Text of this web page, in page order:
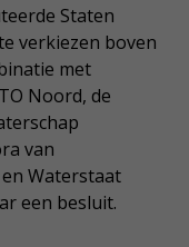
Staten
verkiezen boven
met
Noord, de
van
Waterstaat
een besluit.